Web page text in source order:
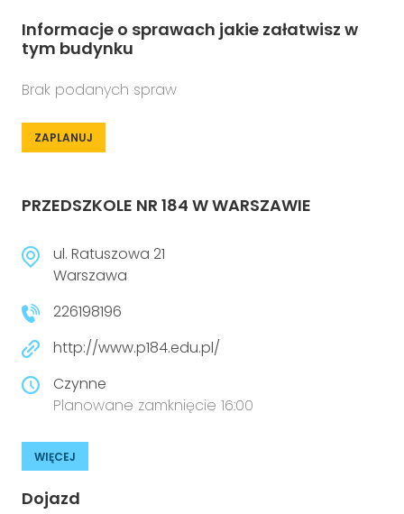
Informacje o sprawach jakie załatwisz w
tym budynku
Brak podanych spraw
ZAPLANUJ
PRZEDSZKOLE NR 184 W WARSZAWIE
ul. Ratuszowa 21
Warszawa
226198196
http://www.p184.edu.pl/
Czynne
Planowane zamknięcie 16:00
WIĘCEJ
Dojazd